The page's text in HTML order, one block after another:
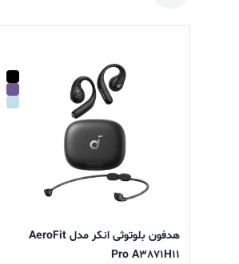
هدفون بلوتوثی انکر مدل AeroFit
Pro A3871H11